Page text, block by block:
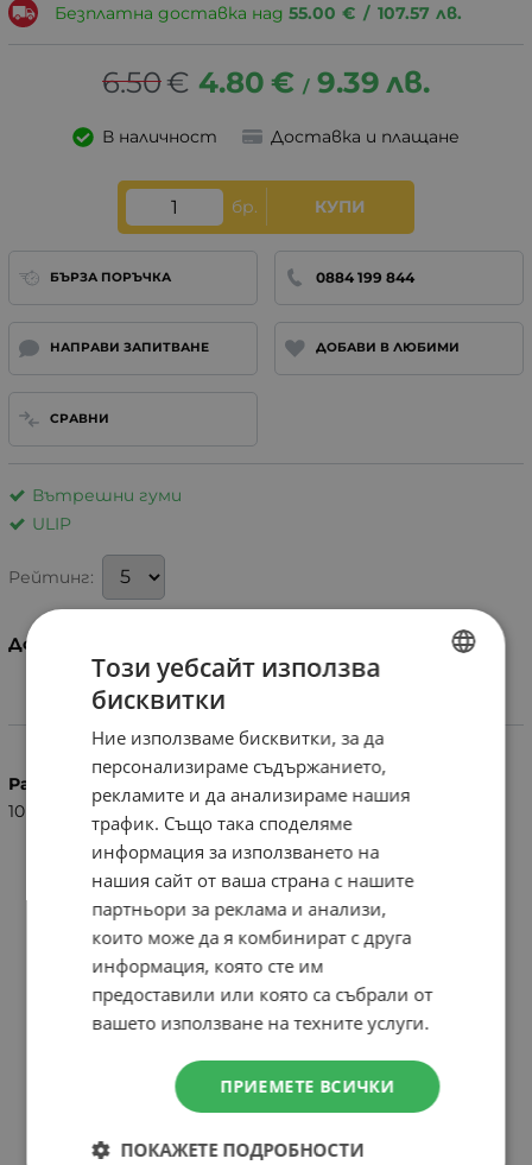
Безплатна доставка над 55.00 € / 107.57 лв.
6.50€ 4.80 € / 9.39 лв.
В наличност Доставка и плащане
бр. КУПИ
БЪРЗА ПОРЪЧКА 0884 199 844
НАПРАВИ ЗАПИТВАНЕ ДОБАВИ В ЛЮБИМИ
СРАВНИ
Вътрешни гуми
ULIP
Рейтинг:
Доставка 2-3 работни дни
Характеристики
Размер на гумата
10
Този уебсайт използва
бисквитки
Ние използваме бисквитки, за да
персонализираме съдържанието,
рекламите и да анализираме нашия
трафик. Също така споделяме
информация за използването на
нашия сайт от ваша страна с нашите
партньори за реклама и анализи,
които може да я комбинират с друга
информация, която сте им
предоставили или която са събрали от
вашето използване на техните услуги.
ПРИЕМЕТЕ ВСИЧКИ
ПОКАЖЕТЕ ПОДРОБНОСТИ